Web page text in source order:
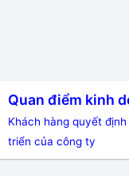
Quan điểm kinh
Khách hàng quyết
triển của công ty